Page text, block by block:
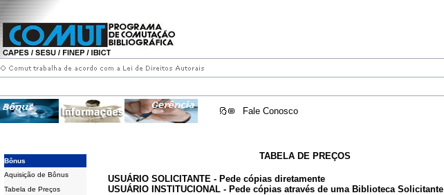
Fale Conosco
Bônus
Aquisição de Bônus
Tabela de Preços
TABELA DE PREÇOS
USUÁRIO SOLICITANTE - Pede cópias diretamente
USUÁRIO INSTITUCIONAL - Pede cópias através de uma Biblioteca Solicitante